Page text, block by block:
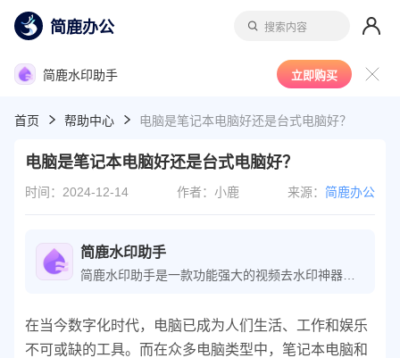
简鹿办公 搜索内容
简鹿水印助手 立即购买
首页 帮助中心 电脑是笔记本电脑好还是台式电脑好？
电脑是笔记本电脑好还是台式电脑好？
时间：2024-12-14 作者：小鹿 来源： 简鹿办公
简鹿水印助手
在当今数字化时代，电脑已成为人们生活、工作和娱乐
不可或缺的工具。而在众多电脑类型中，笔记本电脑和